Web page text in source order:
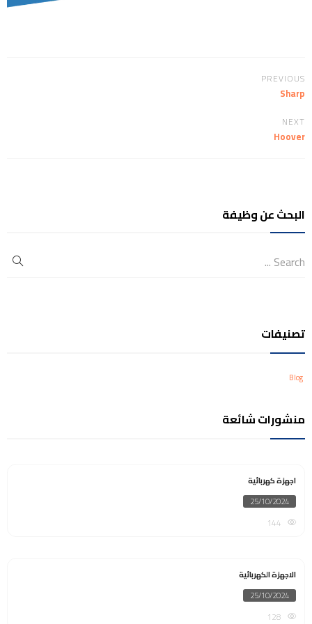
PREVIOUS
Sharp
NEXT
Hoover
البحث عن وظيفة
تصنيفات
Blog
منشورات شائعة
اجهزة كهربائية
Posted
on
25/10/2024
الاجهزة الكهربائية
Posted
on
25/10/2024